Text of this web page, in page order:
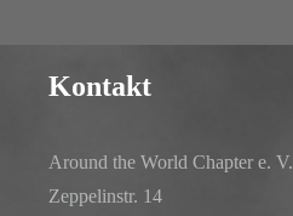
Kontakt
Around the World Chapter e. V.
Zeppelinstr. 14